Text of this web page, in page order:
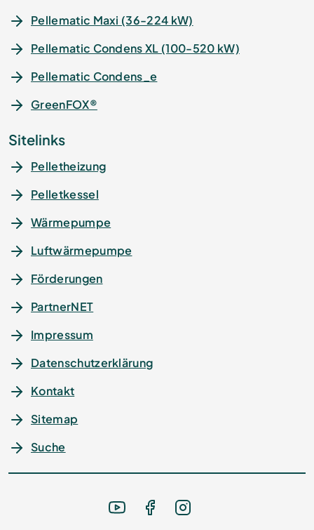
Pellematic Maxi (36-224 kW)
Pellematic Condens XL (100-520 kW)
Pellematic Condens_e
GreenFOX®
Sitelinks
Pelletheizung
Pelletkessel
Wärmepumpe
Luftwärmepumpe
Förderungen
PartnerNET
Impressum
Datenschutz­erklärung
Kontakt
Sitemap
Suche